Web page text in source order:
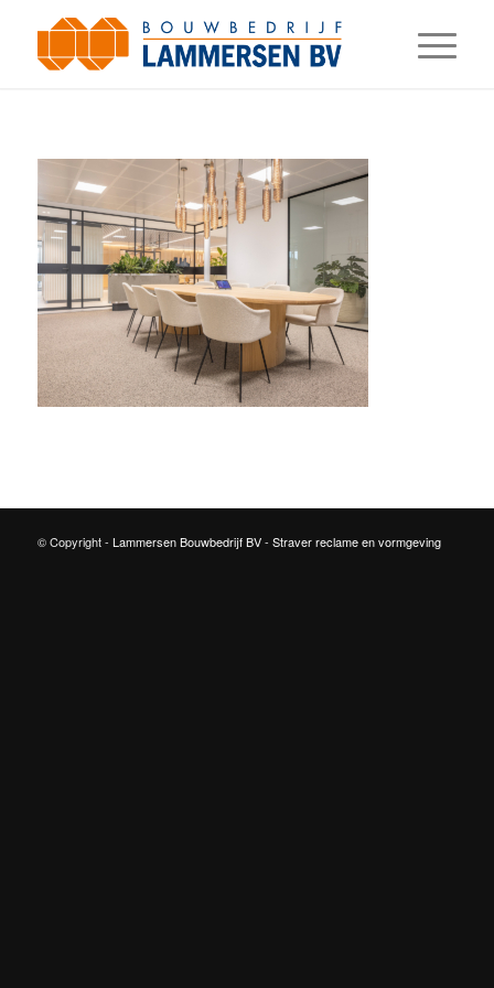
© Copyright - Lammersen Bouwbedrijf BV- Straver reclame en vormgeving